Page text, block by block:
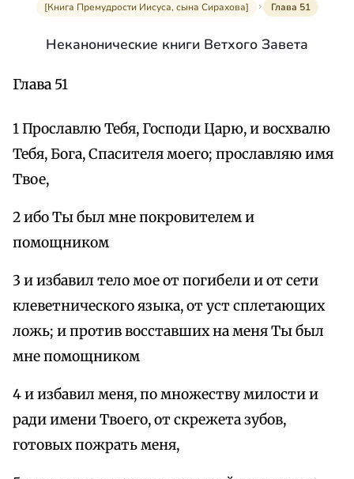
[Книга Премудрости Иисуса, сына Сирахова]
Глава 51
Неканонические книги Ветхого Завета
Глава 51
1 Прославлю Тебя, Господи Царю, и восхвалю
Тебя, Бога, Спасителя моего; прославляю имя
Твое,
2 ибо Ты был мне покровителем и
помощником
3 и избавил тело мое от погибели и от сети
клеветнического языка, от уст сплетающих
ложь; и против восставших на меня Ты был
мне помощником
4 и избавил меня, по множеству милости и
ради имени Твоего, от скрежета зубов,
готовых пожрать меня,